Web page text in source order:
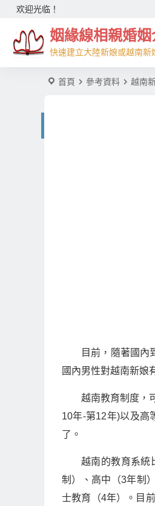
欢迎光临！
姻緣線相親婚
快速建立大陸新娘或越南新
首頁 參考資料 越南
目前，隨著國內
國內男性對越南新娘
越南教育制度，
10年-第12年)以及高
了。
越南的教育系統
制）、高中（3年制
士教育（4年）。目